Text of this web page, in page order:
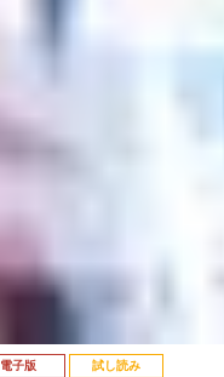
電子版 試し読み